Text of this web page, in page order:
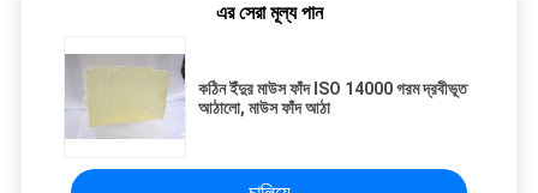
এর সেরা মূল্য পান
কঠিন ইঁদুর মাউস ফাঁদ ISO 14000 গরম দ্রবীভূত
আঠালো, মাউস ফাঁদ আঠা